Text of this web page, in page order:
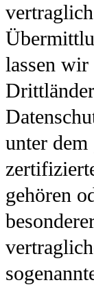
lassen
unter
gehören